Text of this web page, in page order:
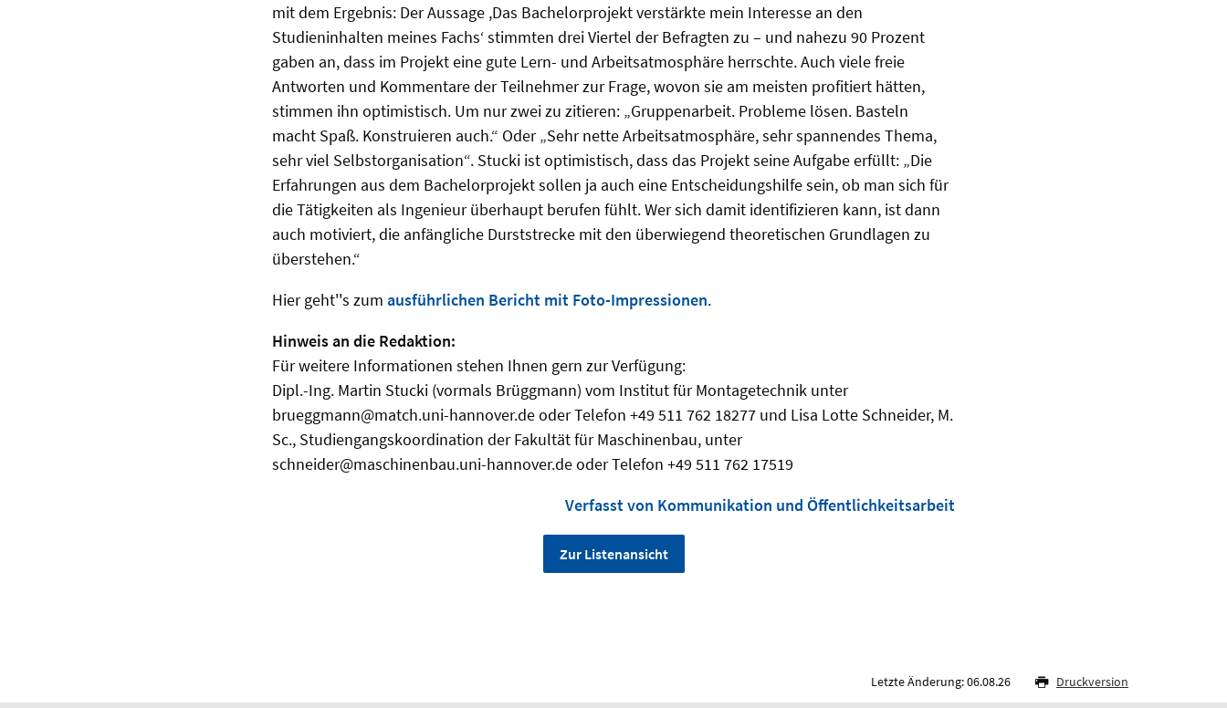
mit dem Ergebnis: Der Aussage ,Das Bachelorprojekt verstärkte mein Interesse an den
Studieninhalten meines Fachs‘ stimmten drei Viertel der Befragten zu – und nahezu 90 Prozent
gaben an, dass im Projekt eine gute Lern- und Arbeitsatmosphäre herrschte. Auch viele freie
Antworten und Kommentare der Teilnehmer zur Frage, wovon sie am meisten profitiert hätten,
stimmen ihn optimistisch. Um nur zwei zu zitieren: „Gruppenarbeit. Probleme lösen. Basteln
macht Spaß. Konstruieren auch.“ Oder „Sehr nette Arbeitsatmosphäre, sehr spannendes Thema,
sehr viel Selbstorganisation“. Stucki ist optimistisch, dass das Projekt seine Aufgabe erfüllt: „Die
Erfahrungen aus dem Bachelorprojekt sollen ja auch eine Entscheidungshilfe sein, ob man sich für
die Tätigkeiten als Ingenieur überhaupt berufen fühlt. Wer sich damit identifizieren kann, ist dann
auch motiviert, die anfängliche Durststrecke mit den überwiegend theoretischen Grundlagen zu
überstehen.“
Hier geht''s zum ausführlichen Bericht mit Foto-Impressionen.
Hinweis an die Redaktion:
Für weitere Informationen stehen Ihnen gern zur Verfügung:
Dipl.-Ing. Martin Stucki (vormals Brüggmann) vom Institut für Montagetechnik unter
brueggmann@match.uni-hannover.de oder Telefon +49 511 762 18277 und Lisa Lotte Schneider, M.
Sc., Studiengangskoordination der Fakultät für Maschinenbau, unter
schneider@maschinenbau.uni-hannover.de oder Telefon +49 511 762 17519
Verfasst von Kommunikation und Öffentlichkeitsarbeit
Zur Listenansicht
Letzte Änderung: 06.08.26 Druckversion